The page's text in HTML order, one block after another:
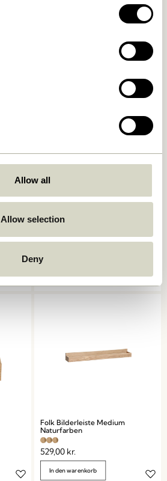
Allow all
Allow selection
Deny649,00
Folk Bilderleiste Medium
Naturfarben
529,00 kr.
In den warenkorb